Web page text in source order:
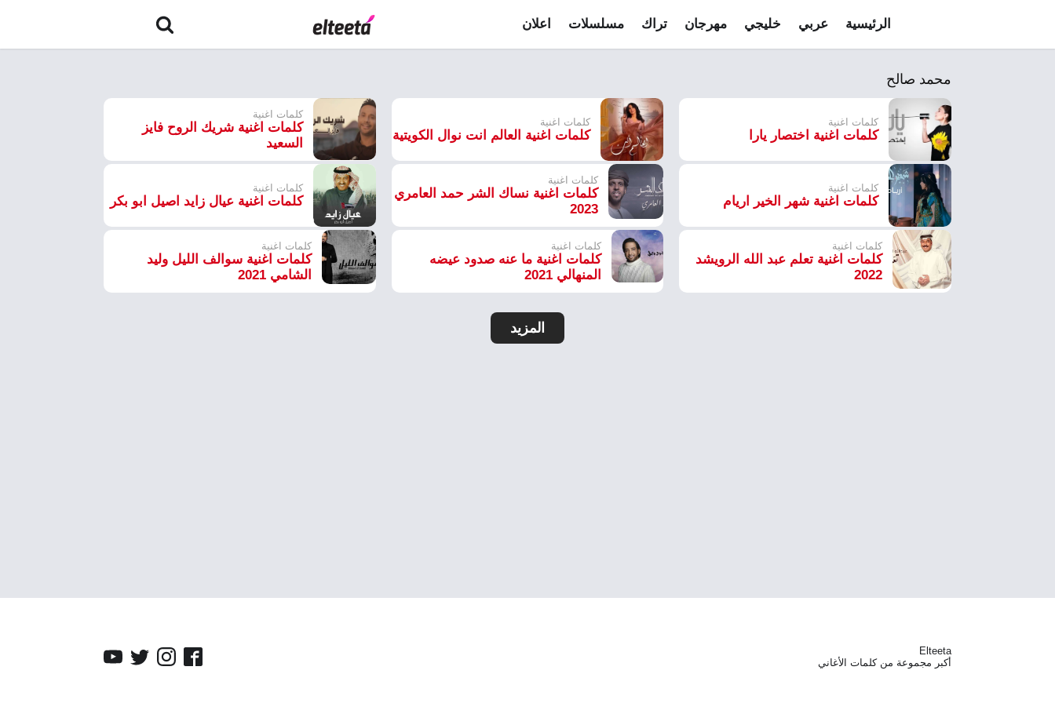
الرئيسية عربي خليجي مهرجان تراك مسلسلات اعلان
محمد صالح
كلمات اغنية
كلمات اغنية اختصار يارا
كلمات اغنية
كلمات اغنية العالم انت نوال الكويتية
كلمات اغنية
كلمات اغنية شريك الروح فايز
السعيد
كلمات اغنية
كلمات اغنية شهر الخير اريام
كلمات اغنية
كلمات اغنية نساك الشر حمد العامري
2023
كلمات اغنية
كلمات اغنية عيال زايد اصيل ابو بكر
كلمات اغنية
كلمات اغنية تعلم عبد الله الرويشد
2022
كلمات اغنية
كلمات اغنية ما عنه صدود عيضه
المنهالي 2021
كلمات اغنية
كلمات اغنية سوالف الليل وليد
الشامي 2021
المزيد
Elteeta
أكبر مجموعة من كلمات الأغاني